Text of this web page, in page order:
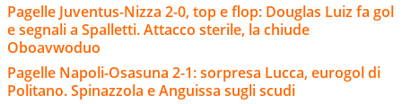
Pagelle Juventus-Nizza 2-0, top e flop: Douglas Luiz fa gol
e segnali a Spalletti. Attacco sterile, la chiude
Oboavwoduo
Pagelle Napoli-Osasuna 2-1: sorpresa Lucca, eurogol di
Politano. Spinazzola e Anguissa sugli scudi